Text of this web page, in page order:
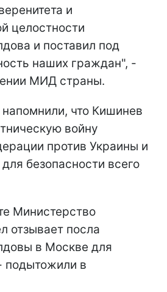
и
целостности
и поставил под
наших граждан", -
МИД страны.
что Кишинев
войну
против Украины и
безопасности всего
Министерство
отзывает посла
в Москве для
подытожили в